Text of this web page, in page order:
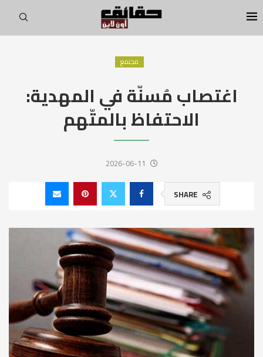
مجتمع
اغتصاب مُسنّة في المهدية:
الاحتفاظ بالمتّهم
2026-06-11
SHARE